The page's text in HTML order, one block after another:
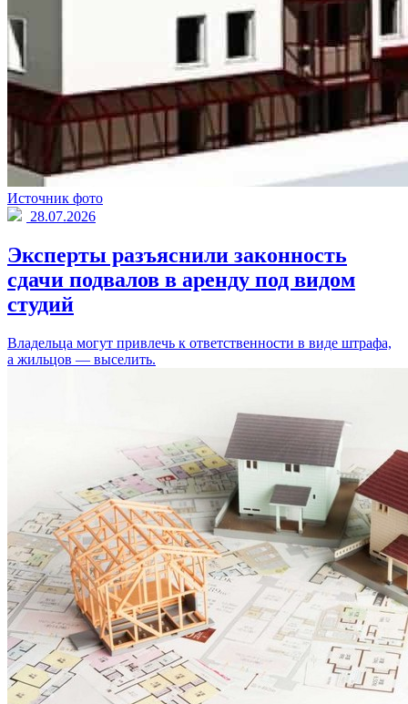
Источник фото
28.07.2026
Эксперты разъяснили законность
сдачи подвалов в аренду под видом
студий
Владельца могут привлечь к ответственности в виде штрафа,
а жильцов — выселить.